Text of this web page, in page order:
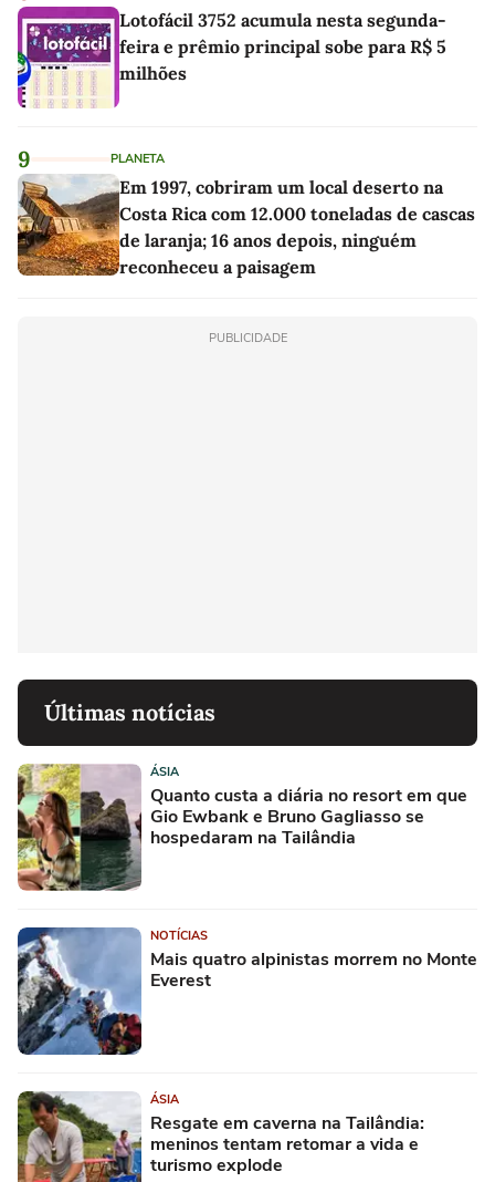
Lotofácil 3752 acumula nesta segunda-
feira e prêmio principal sobe para R$ 5
milhões
9 PLANETA
Em 1997, cobriram um local deserto na
Costa Rica com 12.000 toneladas de cascas
de laranja; 16 anos depois, ninguém
reconheceu a paisagem
PUBLICIDADE
Últimas notícias
ÁSIA
Quanto custa a diária no resort em que
Gio Ewbank e Bruno Gagliasso se
hospedaram na Tailândia
NOTÍCIAS
Mais quatro alpinistas morrem no Monte
Everest
ÁSIA
Resgate em caverna na Tailândia:
meninos tentam retomar a vida e
turismo explode